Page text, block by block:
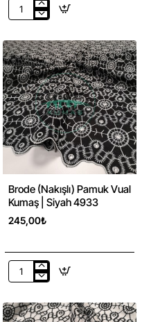
Ekru
(Nakışlı)
Pamuk
Vual
Kumaş
|
Desen
3
Brode (Nakışlı) Pamuk Vual
Kumaş | Siyah 4933
245,00₺
Brode
Pamuk
Vual